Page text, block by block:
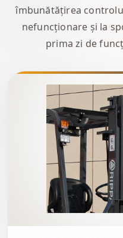
îmbunătățirea
nefuncționare și la
prima zi de